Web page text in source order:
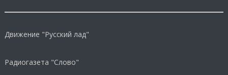
Движение "Русский лад"
Радиогазета "Слово"